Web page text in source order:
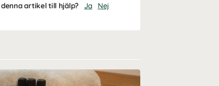
artikel till hjälp? Ja Nej